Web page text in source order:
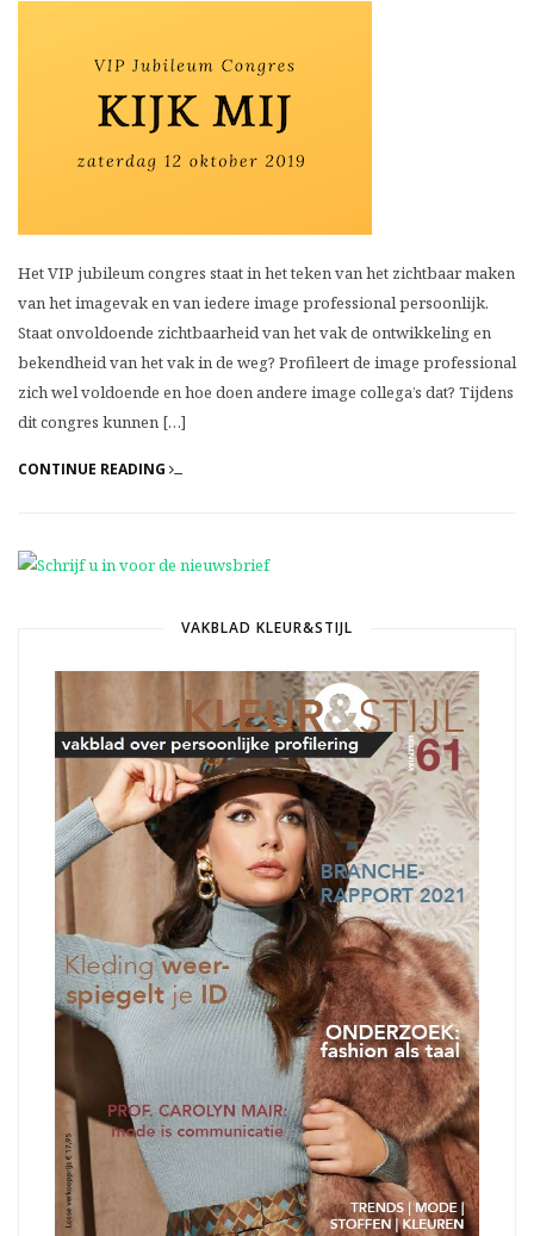
Het VIP jubileum congres staat in het teken van het zichtbaar maken
van het imagevak en van iedere image professional persoonlijk.
Staat onvoldoende zichtbaarheid van het vak de ontwikkeling en
bekendheid van het vak in de weg? Profileert de image professional
zich wel voldoende en hoe doen andere image collega’s dat? Tijdens
dit congres kunnen […]
CONTINUE READING
VAKBLAD KLEUR&STIJL